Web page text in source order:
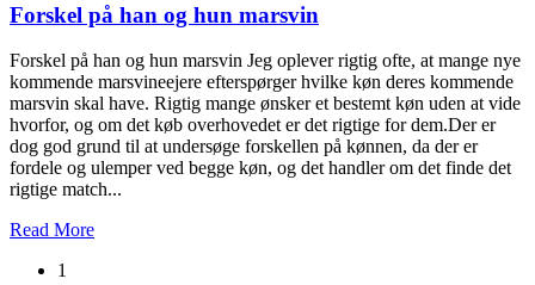
Forskel på han og hun marsvin
Forskel på han og hun marsvin Jeg oplever rigtig ofte, at mange nye
kommende marsvineejere efterspørger hvilke køn deres kommende
marsvin skal have. Rigtig mange ønsker et bestemt køn uden at vide
hvorfor, og om det køb overhovedet er det rigtige for dem.Der er
dog god grund til at undersøge forskellen på kønnen, da der er
fordele og ulemper ved begge køn, og det handler om det finde det
rigtige match...
Read More
Posts
1